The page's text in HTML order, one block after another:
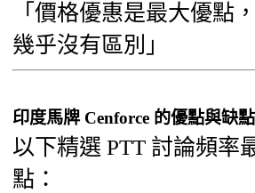
「價格優惠是最大優點
幾乎沒有區別」
印度馬牌 Cenforce 的優點與缺
以下精選 PTT 討論頻率
點：